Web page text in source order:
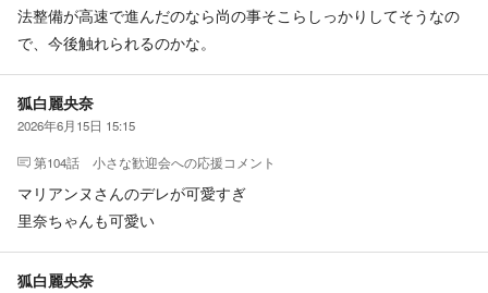
法整備が高速で進んだのなら尚の事そこらしっかりしてそうなの
で、今後触れられるのかな。
狐白麗央奈
2026年6月15日 15:15
第104話 小さな歓迎会への応援コメント
マリアンヌさんのデレが可愛すぎ
里奈ちゃんも可愛い
狐白麗央奈